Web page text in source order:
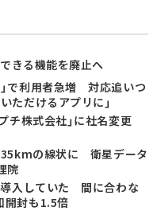
きる機能を廃止へ
で利用者急増 対応追いつ
ただけるアプリに」
プチ株式会社」に社名変更
35kmの線状に 衛星データ
院
導入していた 間に合わな
封も1.5倍